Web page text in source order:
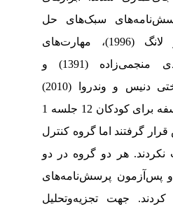
سبک‌های حل
مسئله کیسدی و لانگ (1996)، مهارت‌های
ارتباطی بین فردی منجمی‌زاده (1391) و
انعطاف‌پذیری شناختی دنیس و وندروا (2010)
بود.گروه برنامه فلسفه برای کودکان 12 جلسه 1
گرفتند اما گروه کنترل
هر دو گروه در دو
پس‌آزمون پرسش‌نامه‌های
جهت تجزیه‌وتحلیل